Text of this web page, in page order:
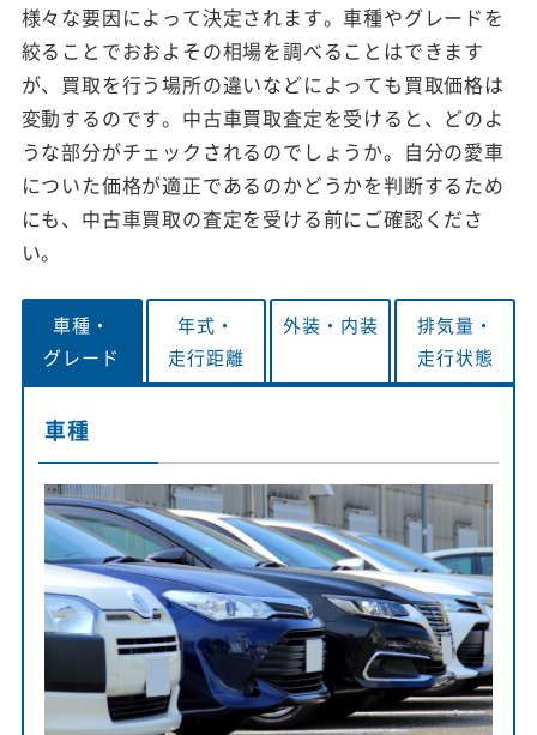
様々な要因によって決定されます。車種やグレードを
絞ることでおおよその相場を調べることはできます
が、買取を行う場所の違いなどによっても買取価格は
変動するのです。中古車買取査定を受けると、どのよ
うな部分がチェックされるのでしょうか。自分の愛車
についた価格が適正であるのかどうかを判断するため
にも、中古車買取の査定を受ける前にご確認くださ
い。
車種・
グレード
年式・
走行距離
外装・ 内装
排気量・
走行状態
車種